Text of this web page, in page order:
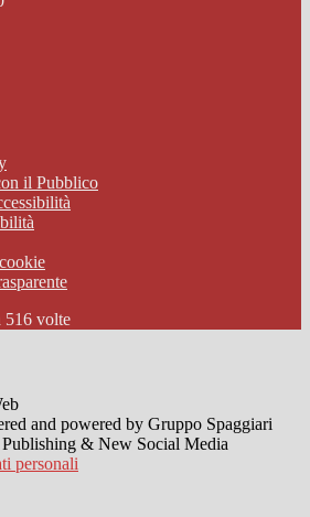
il Pubblico
516 volte
and powered by Gruppo Spaggiari
& New Social Media
personali